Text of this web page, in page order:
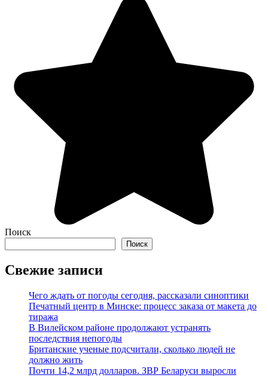
Поиск
Поиск
Свежие записи
Чего ждать от погоды сегодня, рассказали синоптики
Печатный центр в Минске: процесс заказа от макета до
тиража
В Вилейском районе продолжают устранять
последствия непогоды
Британские ученые подсчитали, сколько людей не
должно жить
Почти 14,2 млрд долларов. ЗВР Беларуси выросли